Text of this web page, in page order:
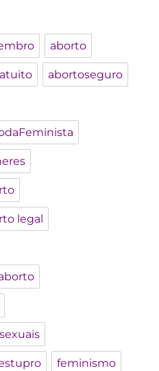
aborto
abortoseguro
legal
feminismo